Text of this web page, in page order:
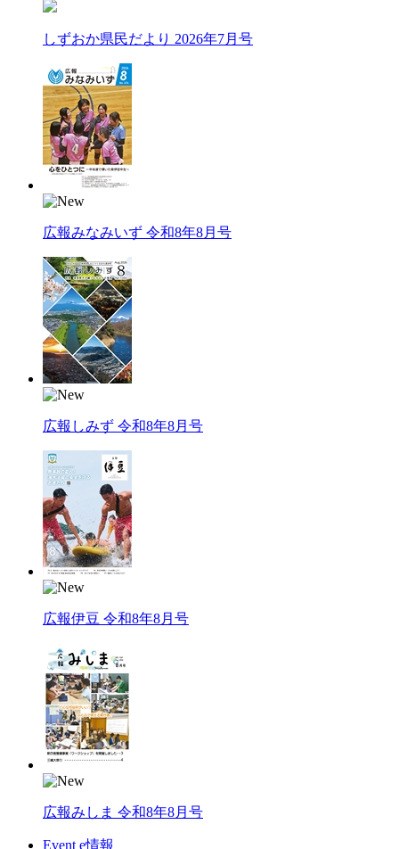
しずおか県民だより 2026年7月号
広報みなみいず 令和8年8月号
広報しみず 令和8年8月号
広報伊豆 令和8年8月号
広報みしま 令和8年8月号
Event e情報